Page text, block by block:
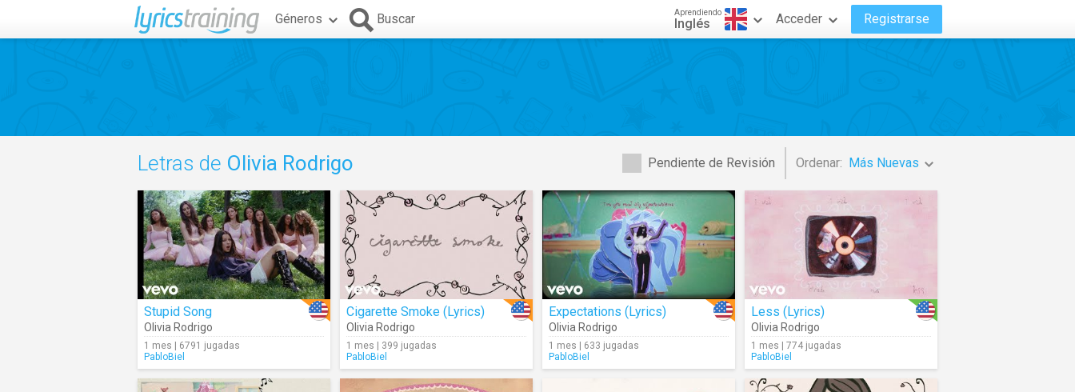
Géneros Buscar Aprendiendo
Inglés Acceder Registrarse
Pendiente de Revisión Ordenar: Más Nuevas
Letras de Olivia Rodrigo
Stupid Song
Olivia Rodrigo
1 mes | 6791 jugadas
PabloBiel
Cigarette Smoke (Lyrics)
Olivia Rodrigo
1 mes | 399 jugadas
PabloBiel
Expectations (Lyrics)
Olivia Rodrigo
1 mes | 633 jugadas
PabloBiel
Less (Lyrics)
Olivia Rodrigo
1 mes | 774 jugadas
PabloBiel